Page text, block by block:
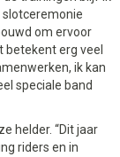
slotceremonie
om ervoor
betekent erg veel
ik kan
speciale band
helder. “Dit jaar
riders en in